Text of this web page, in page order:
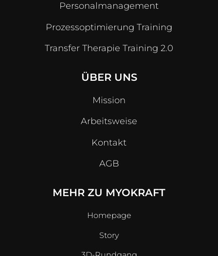
Personalmanagement
Prozessoptimierung Training
Transfer Therapie Training 2.0
ÜBER UNS
Mission
Arbeitsweise
Kontakt
AGB
MEHR ZU MYOKRAFT
Homepage
Story